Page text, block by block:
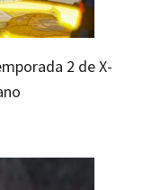
2 de X-